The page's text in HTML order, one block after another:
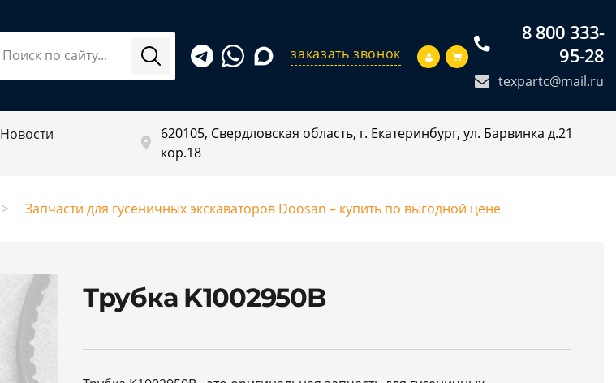
заказать звонок
8 800 333-
95-28
texpartc@mail.ru
Новости
620105, Свердловская область, г. Екатеринбург, ул. Барвинка д.21
кор.18
Запчасти для гусеничных экскаваторов Doosan – купить по выгодной цене
Трубка K1002950B